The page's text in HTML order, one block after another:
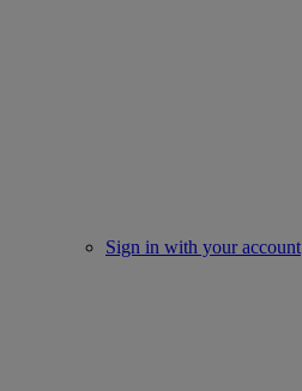
Sign in with your account